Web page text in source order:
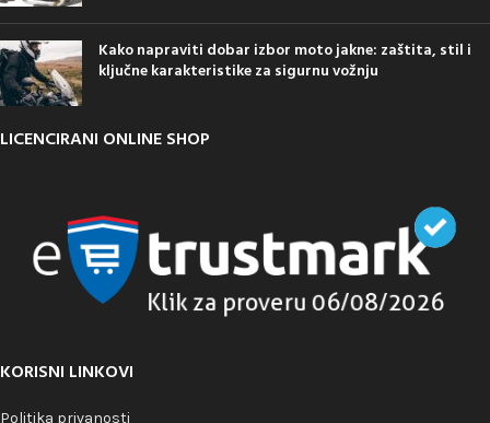
Kako napraviti dobar izbor moto jakne: zaštita, stil i
ključne karakteristike za sigurnu vožnju
LICENCIRANI ONLINE SHOP
KORISNI LINKOVI
Politika privanosti